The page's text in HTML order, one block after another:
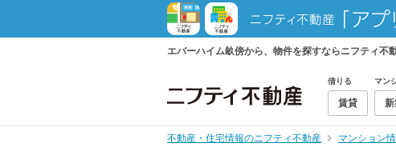
エバーハイム畝傍から、物件を探すならニフティ不
借りる
賃貸
マン
不動産・住宅情報のニフティ不動産 マンション